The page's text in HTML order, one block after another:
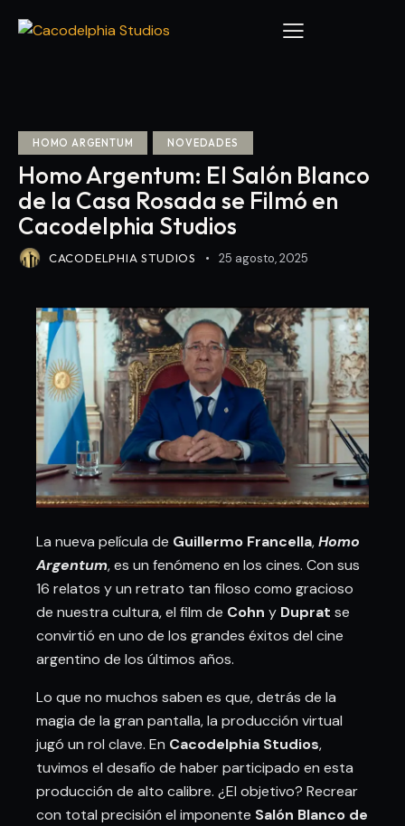
HOMO ARGENTUM NOVEDADES
Homo Argentum: El Salón Blanco
de la Casa Rosada se Filmó en
Cacodelphia Studios
CACODELPHIA STUDIOS 25 agosto, 2025
La nueva película de Guillermo Francella,Homo
Argentum, es un fenómeno en los cines. Con sus
16 relatos y un retrato tan filoso como gracioso
de nuestra cultura, el film de Cohn y Duprat se
convirtió en uno de los grandes éxitos del cine
argentino de los últimos años.
Lo que no muchos saben es que, detrás de la
magia de la gran pantalla, la producción virtual
jugó un rol clave. En Cacodelphia Studios,
tuvimos el desafío de haber participado en esta
producción de alto calibre. ¿El objetivo? Recrear
con total precisión el imponente Salón Blanco de